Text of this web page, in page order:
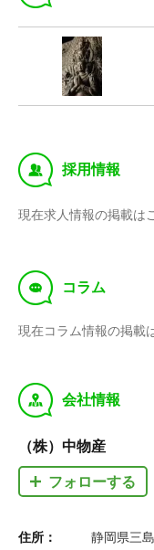
‰ 採用情報
現在求人情報の掲載は
f コラム
現在コラム情報の掲載
y 会社情報
（株）中物産
フォローする
住所： 静岡県三